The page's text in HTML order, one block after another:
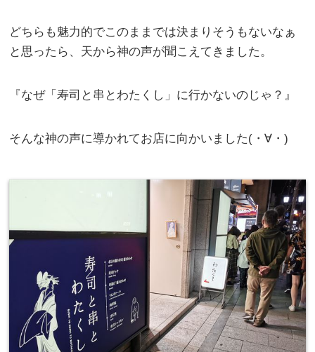
どちらも魅力的でこのままでは決まりそうもないなぁ
と思ったら、天から神の声が聞こえてきました。
『なぜ「寿司と串とわたくし」に行かないのじゃ？』
そんな神の声に導かれてお店に向かいました(・∀・)